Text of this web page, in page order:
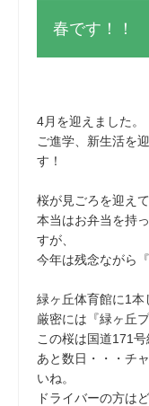
春です！！
4月を迎えました。
ご進学、新生活を
す！
桜が見ごろを迎えて
本当はお弁当を持
すが、
今年は残念ながら
緑ヶ丘体育館に1本
厳密には『緑ヶ丘プ
この桜は国道171号
あと数日・・・チ
いね。
ドライバーの方は